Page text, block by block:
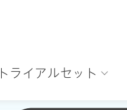
トライアルセット